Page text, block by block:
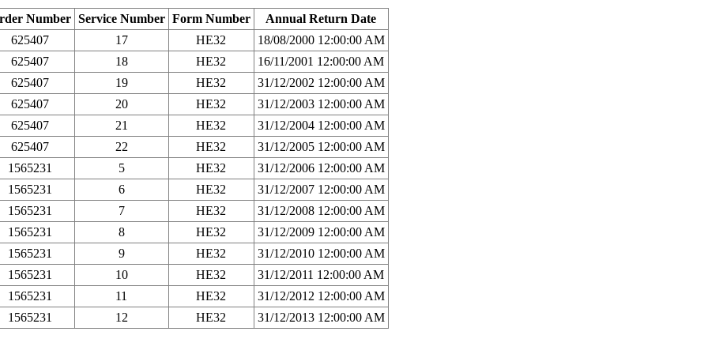
Number Service Number Form Number
Annual Return Date
625407
17 HE32
18/08/2000 12:00:00 AM
625407
18 HE32
16/11/2001 12:00:00 AM
625407
19 HE32
31/12/2002 12:00:00 AM
625407
20 HE32
31/12/2003 12:00:00 AM
625407
21 HE32
31/12/2004 12:00:00 AM
625407
22 HE32
31/12/2005 12:00:00 AM
1565231
5 HE32
31/12/2006 12:00:00 AM
1565231
6 HE32
31/12/2007 12:00:00 AM
1565231
7 HE32
31/12/2008 12:00:00 AM
1565231
8 HE32
31/12/2009 12:00:00 AM
1565231
9 HE32
31/12/2010 12:00:00 AM
1565231
10 HE32
31/12/2011 12:00:00 AM
1565231
11 HE32
31/12/2012 12:00:00 AM
1565231
12 HE32 31/12/2013 12:00:00 AM